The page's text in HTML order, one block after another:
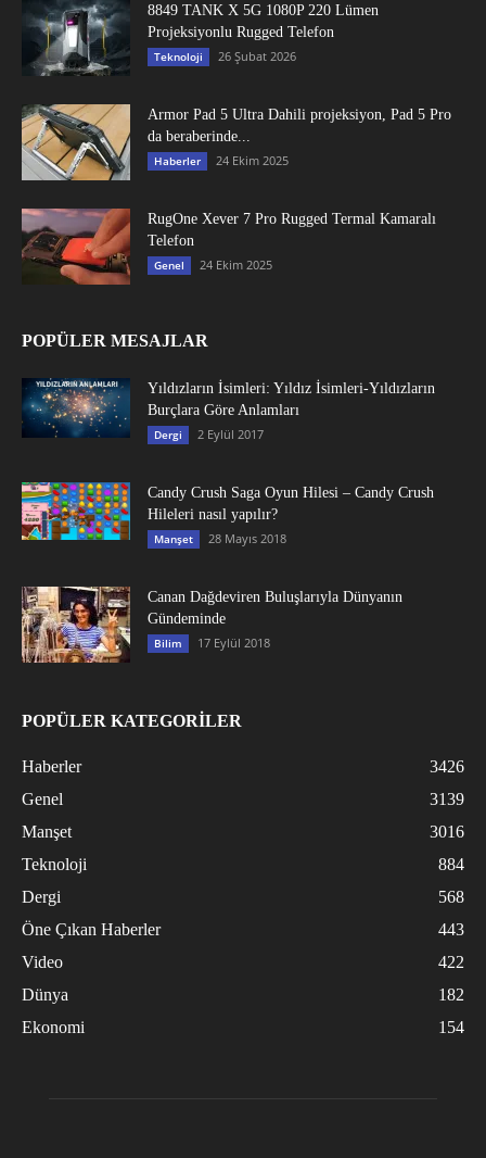
8849 TANK X 5G 1080P 220 Lümen
Projeksiyonlu Rugged Telefon
Teknoloji 26 Şubat 2026
Armor Pad 5 Ultra Dahili projeksiyon, Pad 5 Pro
da beraberinde...
Haberler 24 Ekim 2025
RugOne Xever 7 Pro Rugged Termal Kamaralı
Telefon
Genel 24 Ekim 2025
POPÜLER MESAJLAR
Yıldızların İsimleri: Yıldız İsimleri-Yıldızların
Burçlara Göre Anlamları
Dergi 2 Eylül 2017
Candy Crush Saga Oyun Hilesi – Candy Crush
Hileleri nasıl yapılır?
Manşet 28 Mayıs 2018
Canan Dağdeviren Buluşlarıyla Dünyanın
Gündeminde
Bilim 17 Eylül 2018
POPÜLER KATEGORİLER
Haberler
3426
Genel
3139
Manşet
3016
Teknoloji
884
Dergi
568
Öne Çıkan Haberler
443
Video
422
Dünya
182
Ekonomi
154